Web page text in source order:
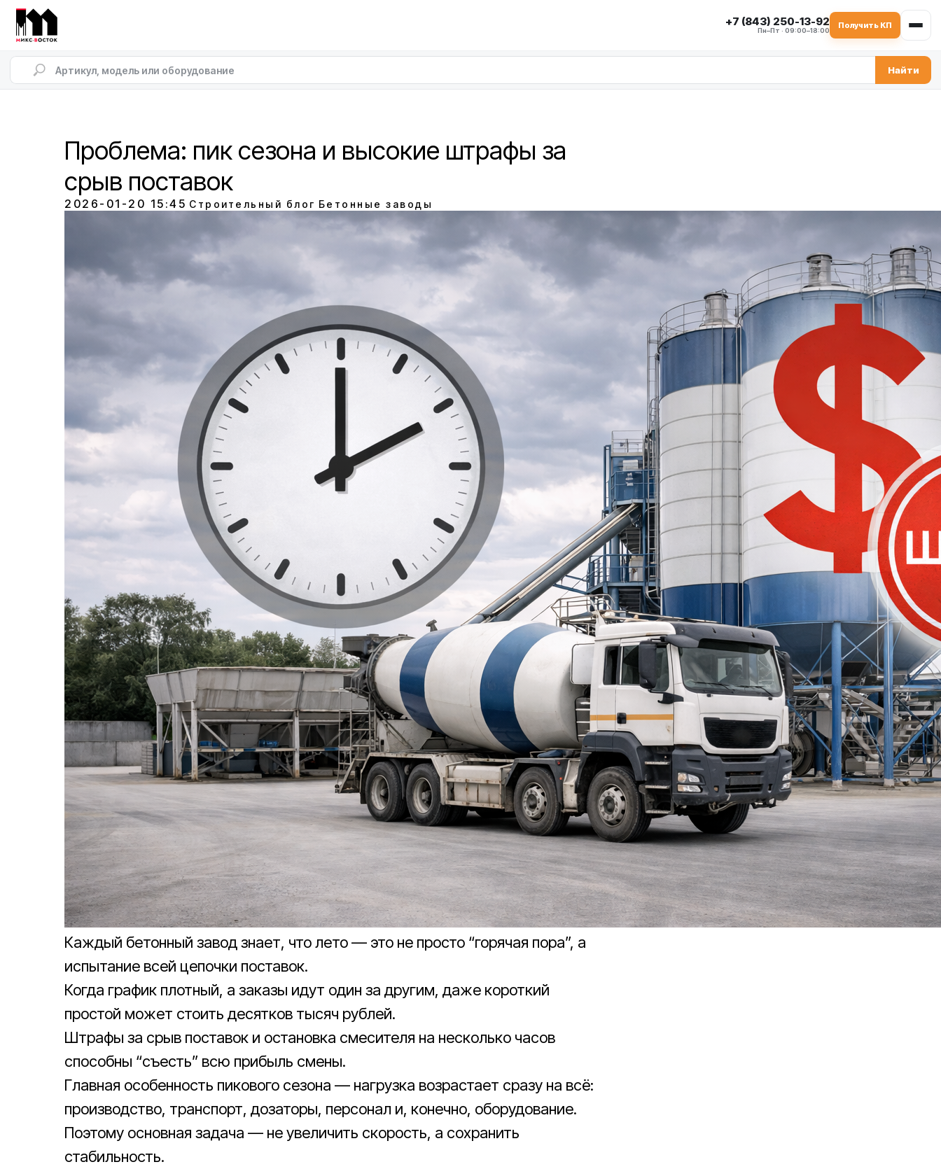
+7 (843) 250-13-92
Пн–Пт · 09:00–18:00
Получить КП
Найти
Проблема: пик сезона и высокие штрафы за
срыв поставок
2026-01-20 15:45 Строительный блог Бетонные заводы
Каждый бетонный завод знает, что лето — это не просто “горячая пора”, а
испытание всей цепочки поставок.
Когда график плотный, а заказы идут один за другим, даже короткий
простой может стоить десятков тысяч рублей.
Штрафы за срыв поставок и остановка смесителя на несколько часов
способны “съесть” всю прибыль смены.
Главная особенность пикового сезона — нагрузка возрастает сразу на всё:
производство, транспорт, дозаторы, персонал и, конечно, оборудование.
Поэтому основная задача — не увеличить скорость, а сохранить
стабильность.